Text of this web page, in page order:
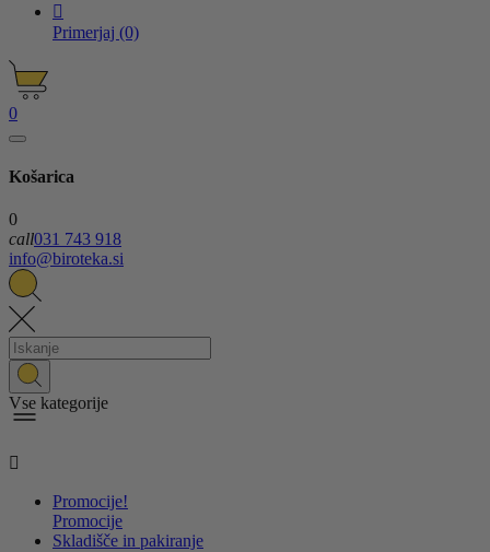

Primerjaj (0)
0
Košarica
0
call031 743 918
info@biroteka.si
Vse kategorije

Promocije!
Promocije
Skladišče in pakiranje